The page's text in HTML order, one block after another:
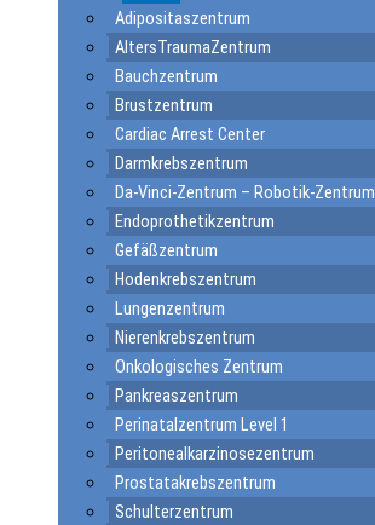
Adipositaszentrum
AltersTraumaZentrum
Bauchzentrum
Brustzentrum
Cardiac Arrest Center
Darmkrebszentrum
Da-Vinci-Zentrum – Robotik-Zentrum
Endoprothetikzentrum
Gefäßzentrum
Hodenkrebszentrum
Lungenzentrum
Nierenkrebszentrum
Onkologisches Zentrum
Pankreaszentrum
Perinatalzentrum Level 1
Peritonealkarzinosezentrum
Prostatakrebszentrum
Schulterzentrum